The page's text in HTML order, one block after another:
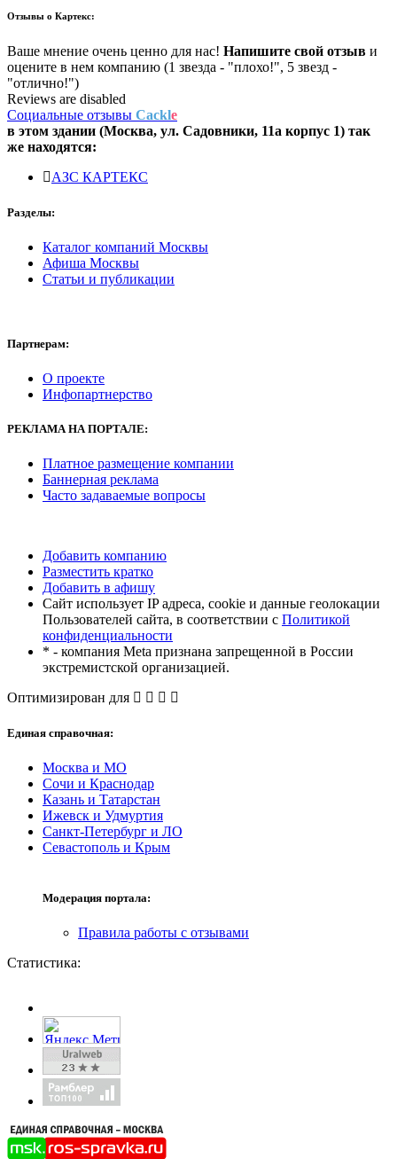
Отзывы о Картекс:
Ваше мнение очень ценно для нас! Напишите свой отзыв и
оцените в нем компанию (1 звезда - "плохо!", 5 звезд -
"отлично!")
Reviews are disabled
Социальные отзывы Cackle
в этом здании (Москва, ул. Садовники, 11а корпус 1) так
же находятся:
АЗС КАРТЕКС
Разделы:
Каталог компаний Москвы
Афиша Москвы
Статьи и публикации
Партнерам:
О проекте
Инфопартнерство
РЕКЛАМАНА ПОРТАЛЕ:
Платное размещение компании
Баннерная реклама
Часто задаваемые вопросы
Добавить компанию
Разместить кратко
Добавить в афишу
Сайт использует IP адреса, cookie и данные геолокации
Пользователей сайта, в соответствии с Политикой
конфиденциальности
* - компания Meta признана запрещенной в России
экстремистской организацией.
Оптимизирован для
Единая справочная:
Москва и МО
Сочи и Краснодар
Казань и Татарстан
Ижевск и Удмуртия
Санкт-Петербург и ЛО
Севастополь и Крым
Модерация портала:
Правила работы с отзывами
Статистика: